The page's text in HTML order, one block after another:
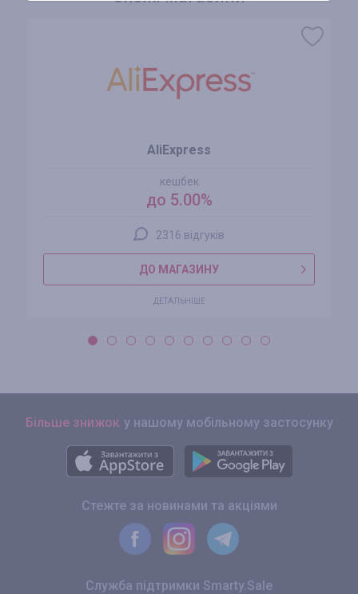
AliExpress
кешбек
до 5.00%
2316 відгуків
ДО МАГАЗИНУ
ДЕТАЛЬНІШЕ
Більше знижок у нашому мобільному застосунку
Стежте за новинами та акціями
Служба підтримки Smarty.Sale